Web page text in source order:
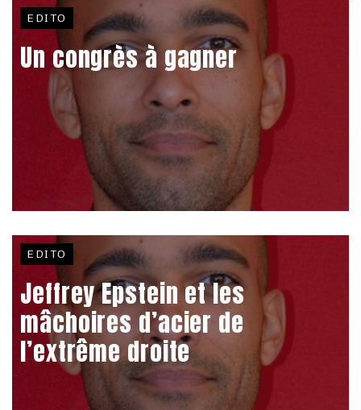
EDITO
Un congrès à gagner
EDITO
Jeffrey Epstein et les
mâchoires d’acier de
l’extrême droite